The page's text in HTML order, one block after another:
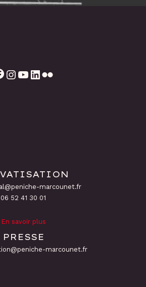
Facebook Instagram YouTube
marcounet.fr
06 52 41 30 01
En savoir plus
PRESSE
marcounet.fr